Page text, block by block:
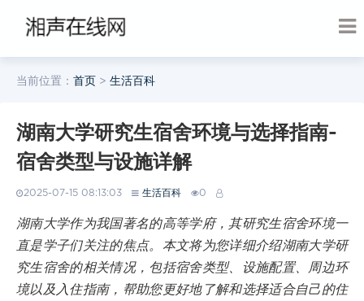
当前位置： 首页 > 生活百科
湖南大学研究生宿舍环境与选择指南-
宿舍类型与设施详解
2025-07-15 08:13:03 生活百科 0
湖南大学作为我国著名的高等学府，其研究生宿舍环境一
直是学子们关注的焦点。本文将为您详细介绍湖南大学研
究生宿舍的相关情况，包括宿舍类型、设施配置、周边环
境以及入住指南，帮助您更好地了解和选择适合自己的住